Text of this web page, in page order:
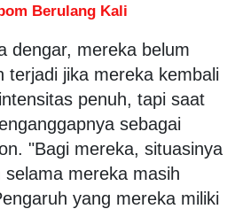
Berulang Kali
dengar, mereka belum
terjadi jika mereka kembali
penuh, tapi saat
sebagai
"Bagi mereka, situasinya
mereka masih
yang mereka miliki